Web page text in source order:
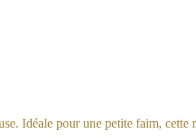
Idéale pour une petite faim, cette